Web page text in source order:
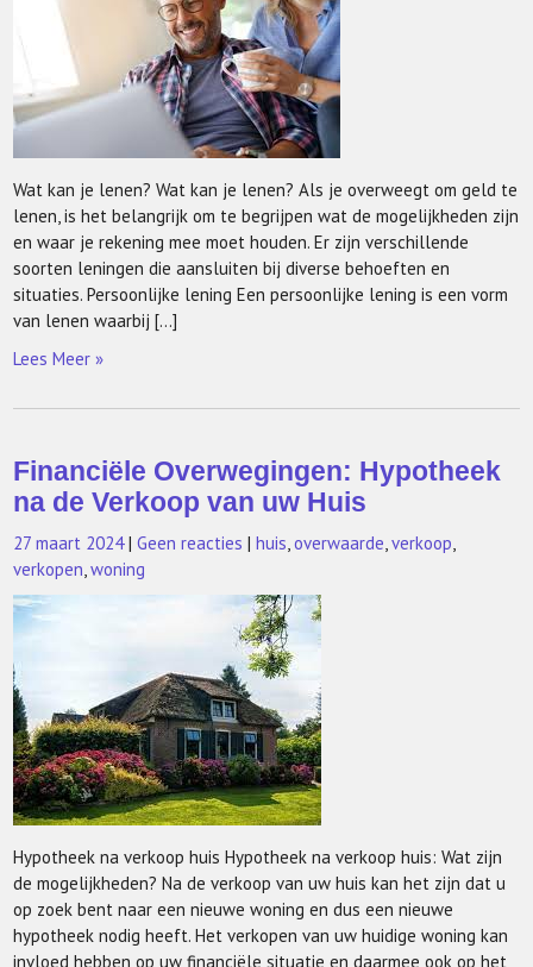
Wat kan je lenen? Wat kan je lenen? Als je overweegt om geld te
lenen, is het belangrijk om te begrijpen wat de mogelijkheden zijn
en waar je rekening mee moet houden. Er zijn verschillende
soorten leningen die aansluiten bij diverse behoeften en
situaties. Persoonlijke lening Een persoonlijke lening is een vorm
van lenen waarbij […]
Lees Meer »
Financiële Overwegingen: Hypotheek
na de Verkoop van uw Huis
27 maart 2024 |Geen reacties |huis,overwaarde,verkoop,
verkopen,woning
Hypotheek na verkoop huis Hypotheek na verkoop huis: Wat zijn
de mogelijkheden? Na de verkoop van uw huis kan het zijn dat u
op zoek bent naar een nieuwe woning en dus een nieuwe
hypotheek nodig heeft. Het verkopen van uw huidige woning kan
invloed hebben op uw financiële situatie en daarmee ook op het